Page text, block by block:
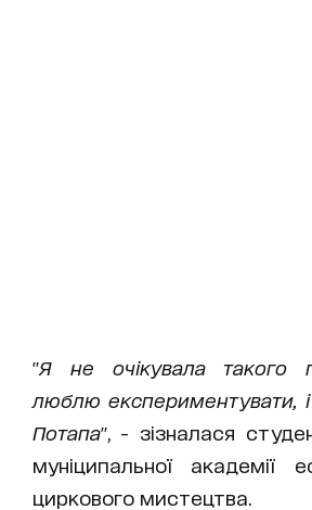
"Я не очікувала такого
люблю експериментувати,
Потапа", - зізналася
муніципальної академії
циркового мистецтва.